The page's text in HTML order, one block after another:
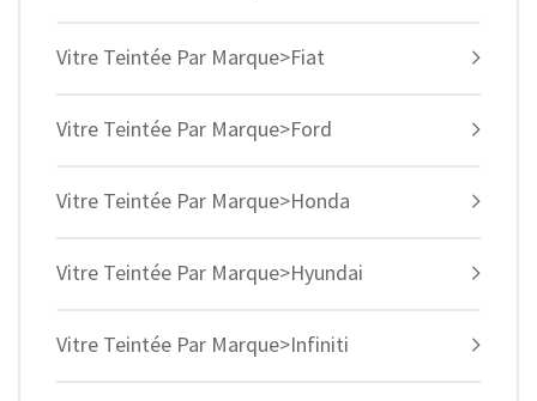
Vitre Teintée Par Marque>Fiat
Vitre Teintée Par Marque>Ford
Vitre Teintée Par Marque>Honda
Vitre Teintée Par Marque>Hyundai
Vitre Teintée Par Marque>Infiniti